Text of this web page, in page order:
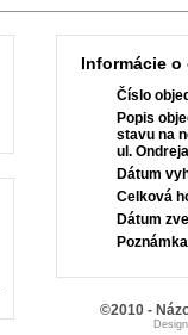
Informácie
Číslo
Popis
stavu na
ul.
Dátum
Celková
Dátum
©2010 -